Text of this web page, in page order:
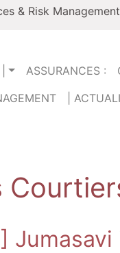
& Risk
ASSURANCES :
|